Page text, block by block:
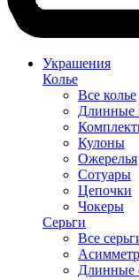
Украшения
Колье
Все колье
Длинные
Кулоны
Ожерелья
Сотуары
Цепочки
Чокеры
Серьги
Все
Длинные